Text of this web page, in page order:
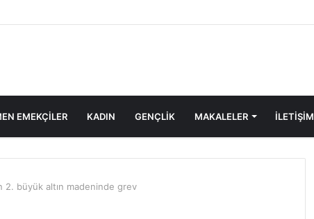
EMEKÇİLER KADIN GENÇLİK MAKALELER ILETIŞIM
2. büyük altın madeninde grev